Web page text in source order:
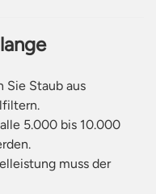
Sie Staub aus
5.000 bis 10.000
muss der